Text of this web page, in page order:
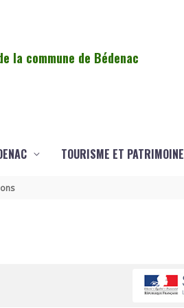
la commune de Bédenac
TOURISME ET PATRIMOINE